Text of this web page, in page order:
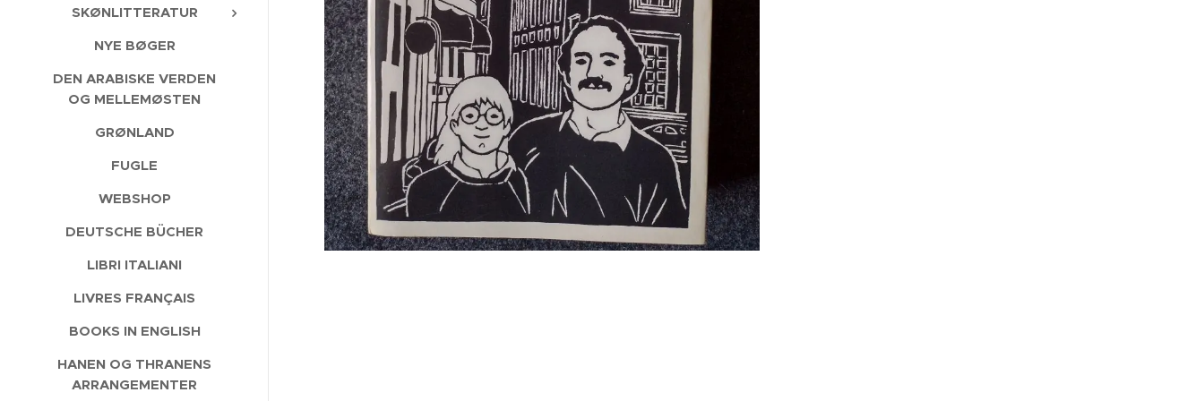
SKØNLITTERATUR
NYE BØGER
DEN ARABISKE VERDEN
OG MELLEMØSTEN
GRØNLAND
FUGLE
WEBSHOP
DEUTSCHE BÜCHER
LIBRI ITALIANI
LIVRES FRANÇAIS
BOOKS IN ENGLISH
HANEN OG THRANENS
ARRANGEMENTER